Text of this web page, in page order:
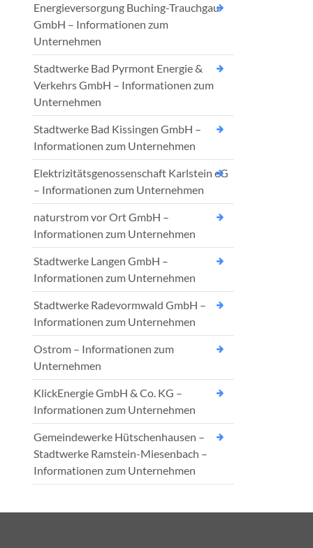
Energieversorgung Buching-Trauchgau
GmbH – Informationen zum
Unternehmen
Stadtwerke Bad Pyrmont Energie &
Verkehrs GmbH – Informationen zum
Unternehmen
Stadtwerke Bad Kissingen GmbH –
Informationen zum Unternehmen
Elektrizitätsgenossenschaft Karlstein eG
– Informationen zum Unternehmen
naturstrom vor Ort GmbH –
Informationen zum Unternehmen
Stadtwerke Langen GmbH –
Informationen zum Unternehmen
Stadtwerke Radevormwald GmbH –
Informationen zum Unternehmen
Ostrom – Informationen zum
Unternehmen
KlickEnergie GmbH & Co. KG –
Informationen zum Unternehmen
Gemeindewerke Hütschenhausen –
Stadtwerke Ramstein-Miesenbach –
Informationen zum Unternehmen